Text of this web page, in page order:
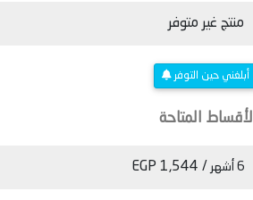
منتج غير متوفر
أبلغني حين التوفر
الأقساط المتاحة
6 أشهر / 1,544 EGP